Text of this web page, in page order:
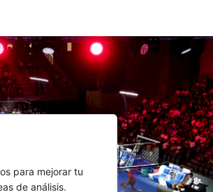
para mejorar tu
de análisis.